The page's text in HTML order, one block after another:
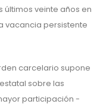
últimos veinte años en
vacancia persistente
carcelario supone
sobre las
participación -